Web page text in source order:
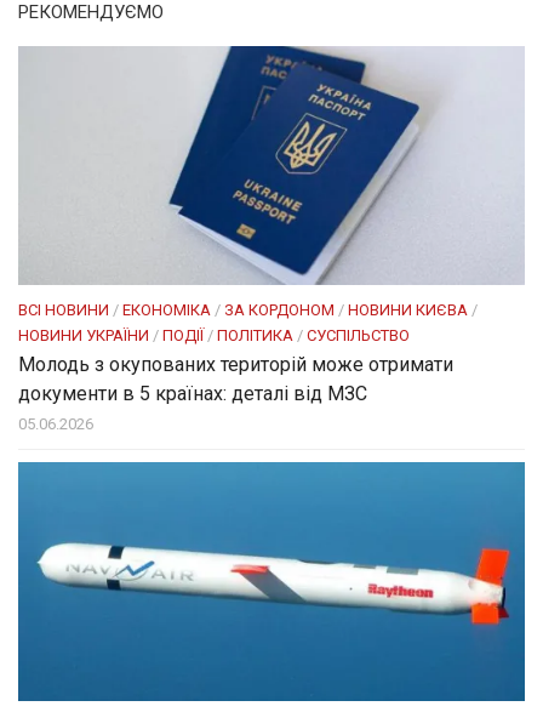
РЕКОМЕНДУЄМО
ВСІ НОВИНИ / ЕКОНОМІКА / ЗА КОРДОНОМ / НОВИНИ КИЄВА /
НОВИНИ УКРАЇНИ / ПОДІЇ / ПОЛІТИКА / СУСПІЛЬСТВО
Молодь з окупованих територій може отримати
документи в 5 країнах: деталі від МЗС
05.06.2026